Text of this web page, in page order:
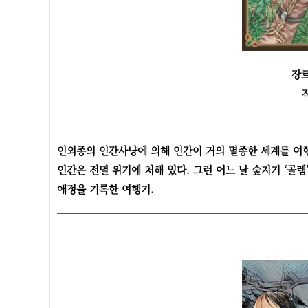
장
인외종의 인간사냥에 의해 인간이 거의 멸종한 세계를
인간은 전멸 위기에 처해 있다. 그런 어느 날 숲지기 ‘골
애정을 기록한 여행기.